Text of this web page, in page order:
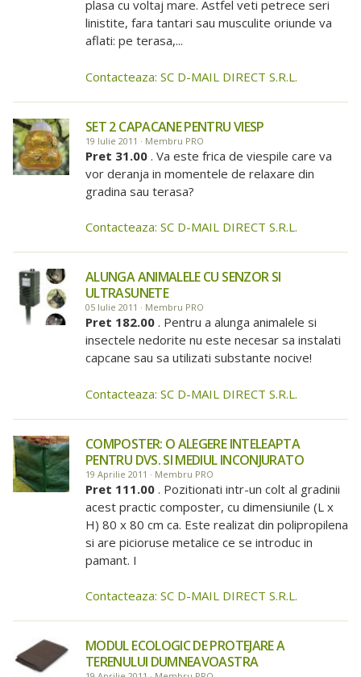
plasa cu voltaj mare. Astfel veti petrece seri
linistite, fara tantari sau musculite oriunde va
aflati: pe terasa,...
Contacteaza: SC D-MAIL DIRECT S.R.L.
SET 2 CAPACANE PENTRU VIESP
19 Iulie 2011 · Membru PRO
Pret 31.00 . Va este frica de viespile care va
vor deranja in momentele de relaxare din
gradina sau terasa?
Contacteaza: SC D-MAIL DIRECT S.R.L.
ALUNGA ANIMALELE CU SENZOR SI
ULTRASUNETE
05 Iulie 2011 · Membru PRO
Pret 182.00 . Pentru a alunga animalele si
insectele nedorite nu este necesar sa instalati
capcane sau sa utilizati substante nocive!
Contacteaza: SC D-MAIL DIRECT S.R.L.
COMPOSTER: O ALEGERE INTELEAPTA
PENTRU DVS. SI MEDIUL INCONJURATO
19 Aprilie 2011 · Membru PRO
Pret 111.00 . Pozitionati intr-un colt al gradinii
acest practic composter, cu dimensiunile (L x
H) 80 x 80 cm ca. Este realizat din polipropilena
si are picioruse metalice ce se introduc in
pamant. I
Contacteaza: SC D-MAIL DIRECT S.R.L.
MODUL ECOLOGIC DE PROTEJARE A
TERENULUI DUMNEAVOASTRA